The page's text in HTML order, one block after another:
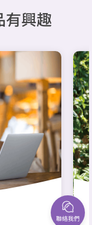
有興趣
聯絡我們